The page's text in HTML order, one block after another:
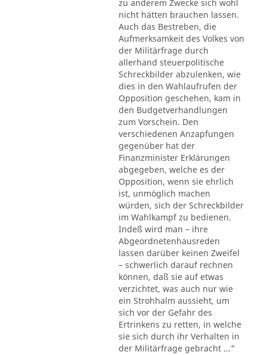
zu anderem Zwecke sich wohl
nicht hätten brauchen lassen.
Auch das Bestreben, die
Aufmerksamkeit des Volkes von
der Militärfrage durch
allerhand steuerpolitische
Schreckbilder abzulenken, wie
dies in den Wahlaufrufen der
Opposition geschehen, kam in
den Budgetverhandlungen
zum Vorschein. Den
verschiedenen Anzapfungen
gegenüber hat der
Finanzminister Erklärungen
abgegeben, welche es der
Opposition, wenn sie ehrlich
ist, unmöglich machen
würden, sich der Schreckbilder
im Wahlkampf zu bedienen.
Indeß wird man – ihre
Abgeordnetenhausreden
lassen darüber keinen Zweifel
– schwerlich darauf rechnen
können, daß sie auf etwas
verzichtet, was auch nur wie
ein Strohhalm aussieht, um
sich vor der Gefahr des
Ertrinkens zu retten, in welche
sie sich durch ihr Verhalten in
der Militärfrage gebracht ..."